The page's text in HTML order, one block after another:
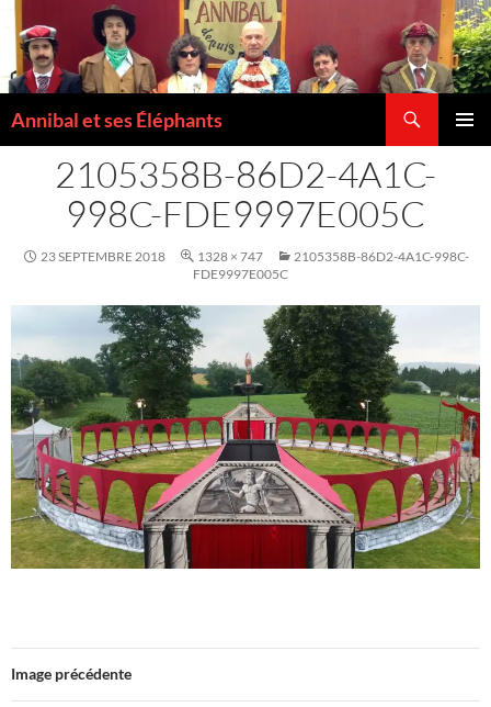
Annibal et ses Éléphants
CONTENU2105358B-86D2-4A1C-
998C-FDE9997E005C
23 SEPTEMBRE 2018 1328 × 747
2105358B-86D2-4A1C-998C-
FDE9997E005C
Image précédente